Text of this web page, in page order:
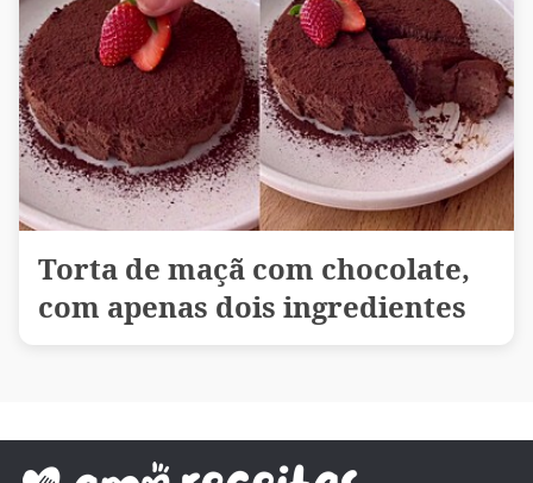
Torta de maçã com chocolate,
com apenas dois ingredientes